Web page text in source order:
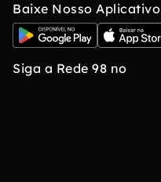
Baixe Nosso Aplicativo
Siga a Rede 98 no